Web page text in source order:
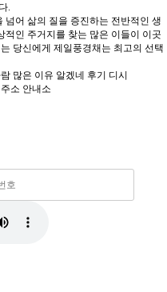
.
넘어 삶의 질을 증진하는 전반적인 생
적인 주거지를 찾는 많은 이들이 이곳
당신에게 제일풍경채는 최고의 선택
많은 이유 알겠네 후기 디시
소 안내소